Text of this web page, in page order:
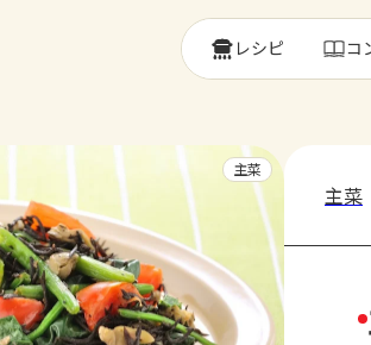
レシピ コ
主菜
主菜